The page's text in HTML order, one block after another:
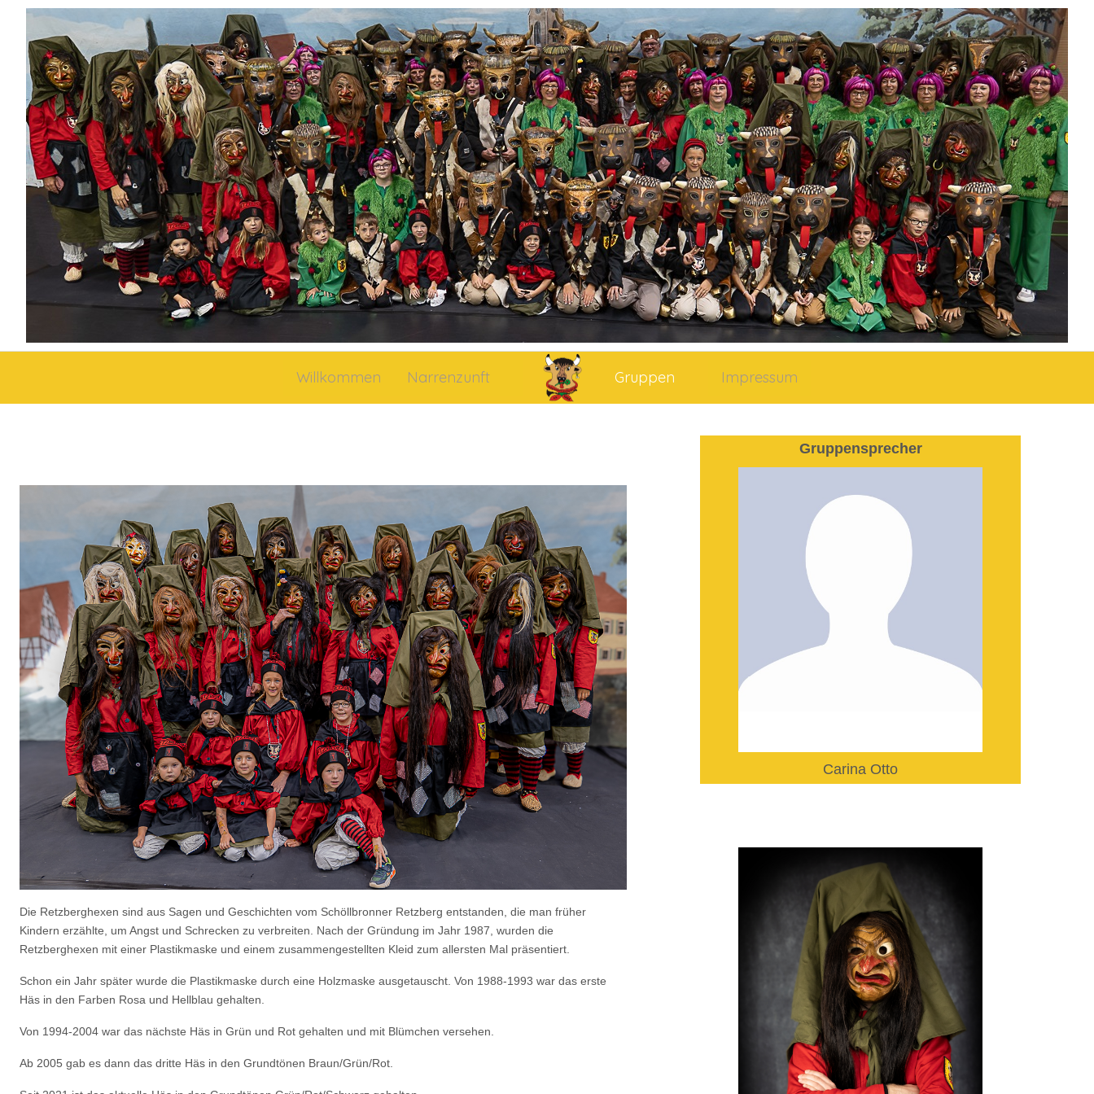
Willkommen Narrenzunft Gruppen Impressum
Die Retzberghexen sind aus Sagen und Geschichten vom Schöllbronner Retzberg entstanden, die man früher
Kindern erzählte, um Angst und Schrecken zu verbreiten. Nach der Gründung im Jahr 1987, wurden die
Retzberghexen mit einer Plastikmaske und einem zusammengestellten Kleid zum allersten Mal präsentiert.
Schon ein Jahr später wurde die Plastikmaske durch eine Holzmaske ausgetauscht. Von 1988-1993 war das erste
Häs in den Farben Rosa und Hellblau gehalten.
Von 1994-2004 war das nächste Häs in Grün und Rot gehalten und mit Blümchen versehen.
Ab 2005 gab es dann das dritte Häs in den Grundtönen Braun/Grün/Rot.
Gruppensprecher
Carina Otto